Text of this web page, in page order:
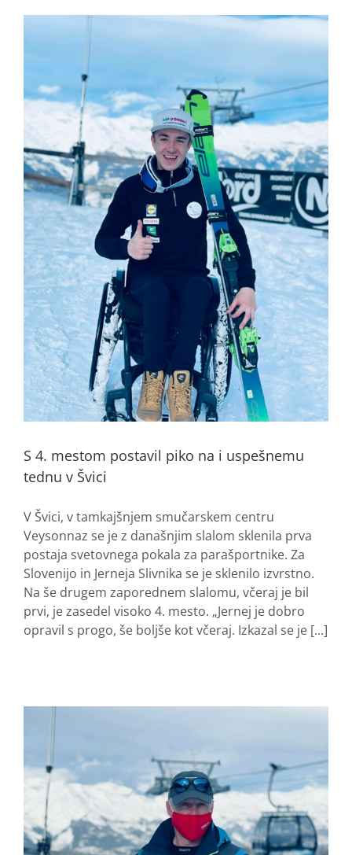
S 4. mestom postavil piko na i uspešnemu
tednu v Švici
V Švici, v tamkajšnjem smučarskem centru
Veysonnaz se je z današnjim slalom sklenila prva
postaja svetovnega pokala za parašportnike. Za
Slovenijo in Jerneja Slivnika se je sklenilo izvrstno.
Na še drugem zaporednem slalomu, včeraj je bil
prvi, je zasedel visoko 4. mesto. „Jernej je dobro
opravil s progo, še boljše kot včeraj. Izkazal se je [...]